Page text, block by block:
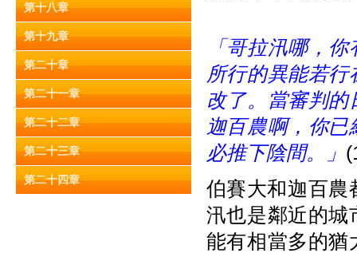
第十八章
第十九章
第二十章
第二十一章
第二十二章
第二十三章
第二十四章
「哥拉汛哪，
所行的異能若
改了。當審判
迦百農啊，你
必推下陰間。」
伯賽大和迦百農
汛也是鄰近的城
能有相當多的猶